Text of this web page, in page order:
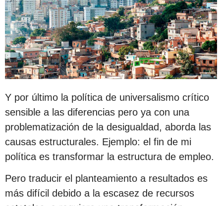
Y por último la política de universalismo crítico
sensible a las diferencias pero ya con una
problematización de la desigualdad, aborda las
causas estructurales. Ejemplo: el fin de mi
política es transformar la estructura de empleo.
Pero traducir el planteamiento a resultados es
más difícil debido a la escasez de recursos